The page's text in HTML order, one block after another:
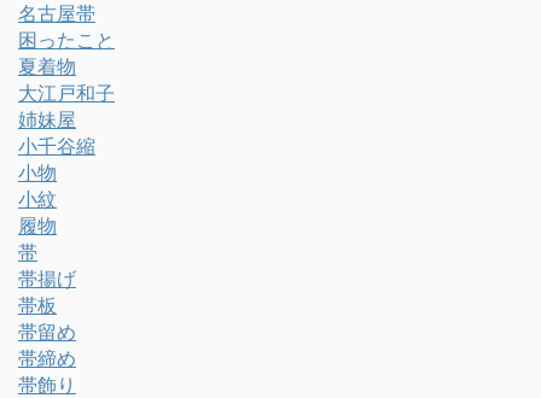
名古屋帯
困ったこと
夏着物
大江戸和子
姉妹屋
小千谷縮
小物
小紋
履物
帯
帯揚げ
帯板
帯留め
帯締め
帯飾り